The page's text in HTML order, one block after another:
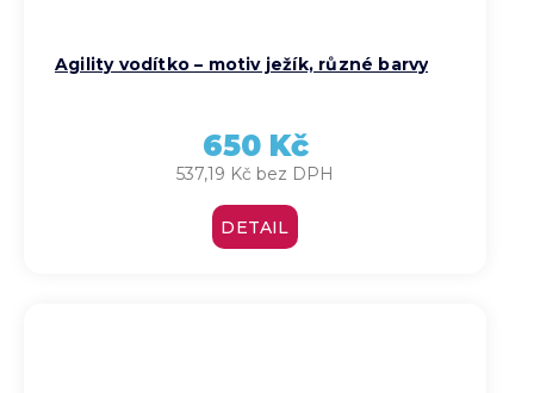
Agility vodítko – motiv ježík, různé barvy
537,19 Kč bez DPH
650 Kč
DETAIL